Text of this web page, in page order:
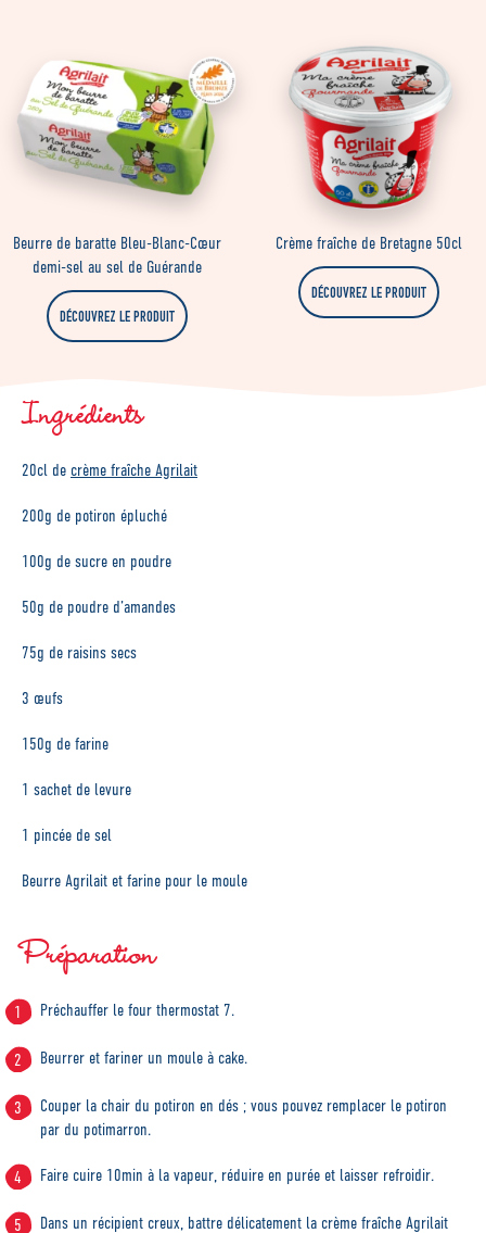
Beurre de baratte Bleu-Blanc-Cœur
demi-sel au sel de Guérande
DÉCOUVREZ LE PRODUIT
Crème fraîche de Bretagne 50cl
DÉCOUVREZ LE PRODUIT
Ingrédients
20cl de crème fraîche Agrilait
200g de potiron épluché
100g de sucre en poudre
50g de poudre d’amandes
75g de raisins secs
3 œufs
150g de farine
1 sachet de levure
1 pincée de sel
Beurre Agrilait et farine pour le moule
Préparation
Préchauffer le four thermostat 7.
Beurrer et fariner un moule à cake.
Couper la chair du potiron en dés ; vous pouvez remplacer le potiron
par du potimarron.
Faire cuire 10min à la vapeur, réduire en purée et laisser refroidir.
Dans un récipient creux, battre délicatement la crème fraîche Agrilait